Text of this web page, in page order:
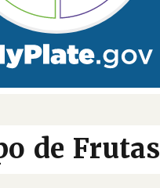
de Frutas